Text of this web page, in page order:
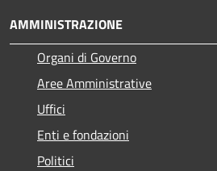
AMMINISTRAZIONE
Organi di Governo
Aree Amministrative
Uffici
Enti e fondazioni
Politici